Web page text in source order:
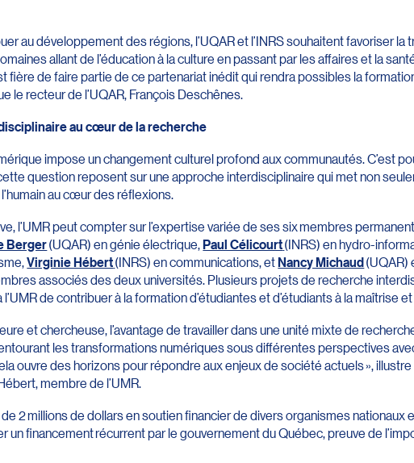
au développement des régions, l’UQAR et l’INRS souhaitent favoriser la
allant de l’éducation à la culture en passant par les affaires et la
fière de faire partie de ce partenariat inédit qui rendra possibles la
le recteur de l’UQAR, François Deschênes.
au cœur de la recherche
impose un changement culturel profond aux communautés. C’est
cette question reposent sur une approche interdisciplinaire qui met non
au cœur des réflexions.
l’UMR peut compter sur l’expertise variée de ses six membres
Berger(UQAR) en génie électrique,Paul Célicourt(INRS) en hydro-
Virginie Hébert(INRS) en communications, etNancy Michaud(UQAR)
associés des deux universités. Plusieurs projets de recherche
de contribuer à la formation d’étudiantes et d’étudiants à la maîtrise
et chercheuse, l’avantage de travailler dans une unité mixte de
les transformations numériques sous différentes perspectives
ouvre des horizons pour répondre aux enjeux de société actuels », illustre
membre de l’UMR.
2 millions de dollars en soutien financier de divers organismes nationaux
un financement récurrent par le gouvernement du Québec, preuve de